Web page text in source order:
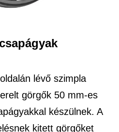
lévő szimpla
görgők 50 mm-es
készülnek. A
kitett görgőket